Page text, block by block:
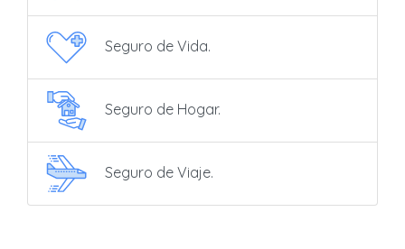
Seguro de Vida.
Seguro de Hogar.
Seguro de Viaje.